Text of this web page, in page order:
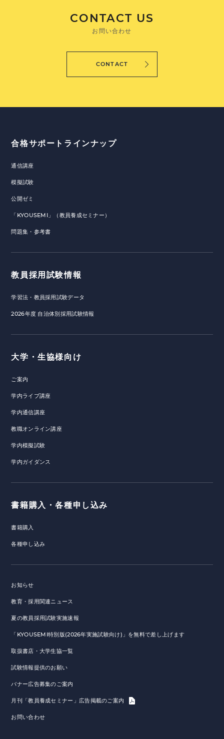
CONTACT US
お問い合わせ
CONTACT
合格サポートラインナップ
通信講座
模擬試験
公開ゼミ
「KYOUSEMI」（教員養成セミナー）
問題集・参考書
教員採用試験情報
学習法・教員採用試験データ
2026年度 自治体別採用試験情報
大学・生協様向け
ご案内
学内ライブ講座
学内通信講座
教職オンライン講座
学内模擬試験
学内ガイダンス
書籍購入・各種申し込み
書籍購入
各種申し込み
お知らせ
教育・採用関連ニュース
夏の教員採用試験実施速報
「KYOUSEMI特別版(2026年実施試験向け)」を無料で差し上げます
取扱書店・大学生協一覧
試験情報提供のお願い
バナー広告募集のご案内
月刊「教員養成セミナー」広告掲載のご案内
お問い合わせ